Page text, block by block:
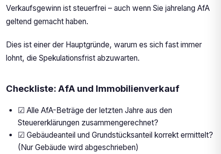
Verkaufsgewinn ist steuerfrei – auch wenn Sie jahrelang AfA
geltend gemacht haben.
Dies ist einer der Hauptgründe, warum es sich fast immer
lohnt, die Spekulationsfrist abzuwarten.
Checkliste: AfA und Immobilienverkauf
☑ Alle AfA-Beträge der letzten Jahre aus den
Steuererklärungen zusammengerechnet?
☑ Gebäudeanteil und Grundstücksanteil korrekt ermittelt?
(Nur Gebäude wird abgeschrieben)